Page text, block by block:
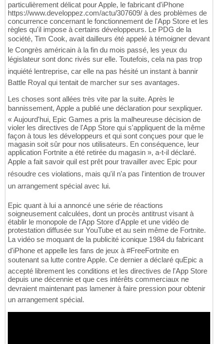
particulièrement délicat pour Apple, le fabricant d'iPhone
https://www.developpez.com/actu/307609/ à des problèmes de
concurrence concernant le fonctionnement de l'App Store et les
règles qu'il impose à certains développeurs. Le PDG de la
société, Tim Cook, avait dailleurs été appelé à témoigner devant
le Congrès américain à la fin du mois passé, les yeux du
législateur sont donc rivés sur elle. Toutefois, cela na pas trop
inquiété lentreprise, car elle na pas hésité un instant à bannir
Battle Royal qui tentait de marcher sur ses avantages.
Les choses sont allées très vite par la suite. Après le
bannissement, Apple a publié une déclaration pour sexpliquer.
« Aujourd'hui, Epic Games a pris la malheureuse décision de
violer les directives de l'App Store qui s'appliquent de la même
façon à tous les développeurs et qui sont conçues pour que le
magasin soit sûr pour nos utilisateurs. En conséquence, leur
application Fortnite a été retirée du magasin », a-t-il déclaré.
Apple a fait savoir quil est prêt pour travailler avec Epic pour
résoudre ces violations, mais qu'il n'a pas l'intention de trouver
un arrangement spécial avec lui.
Epic quant à lui a annoncé une série de réactions
soigneusement calculées, dont un procès antitrust visant à
établir le monopole de l'App Store d'Apple et une vidéo de
protestation diffusée sur YouTube et au sein même de Fortnite.
La vidéo se moquant de la publicité iconique 1984 du fabricant
d'iPhone et appelle les fans de jeux à #FreeFortnite en
soutenant sa lutte contre Apple. Ce dernier a déclaré quEpic a
accepté librement les conditions et les directives de l'App Store
depuis une décennie et que ces intérêts commerciaux ne
devraient maintenant pas lamener à faire pression pour obtenir
un arrangement spécial.